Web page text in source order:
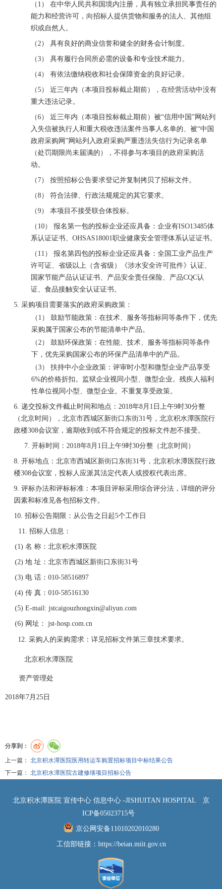
（1） 在中华人民共和国境内注册，具有独立承担民事责任的
能力和经营许可，向招标人提供货物和服务的法人、其他组
织或自然人。
（2） 具有良好的商业信誉和健全的财务会计制度。
（3） 具有履行合同所必需的设备和专业技术能力。
（4） 有依法缴纳税收和社会保障资金的良好记录。
（5） 近三年内（本项目投标截止期前），在经营活动中没有
重大违法记录。
（6） 近三年内（本项目投标截止期前）被“信用中国”网站列
入失信被执行人和重大税收违法案件当事人名单的、被“中国
政府采购网”网站列入政府采购严重违法失信行为记录名单
（处罚期限尚未届满的），不得参与本项目的政府采购活
动。
（7） 按照招标公告要求登记并复制拷贝 了招标文件。
（8） 符合法律、行政法规规定的其它要求。
（9） 本项目不接受联合体投标。
（10） 报名第一包的投标企业还应具备：企业有ISO13485体
系认证证书、OHSAS18001职业健康安全管理体系认证证书。
（11） 报名第四包的投标企业还应具备：全国工业产品生产
许可证、省级以上（含省级）《涉水安全许可批件》认证、
国家节能产品认证证书、产品安全责任保险、产品CQC认
证、食品接触安全认证证书。
5. 采购项目需要落实的政府采购政策：
（1） 鼓励节能政策：在技术、服务等指标同等条件下，优先
采购属于国家公布的节能清单中产品。
（2） 鼓励环保政策：在性能、技术、服务等指标同等条件
下，优先采购国家公布的环保产品清单中的产品。
（3） 扶持中小企业政策：评审时小型和微型企业产品享受
6%的价格折扣。监狱企业视同小型、微型企业。 残疾人福利
性单位视同小型、微型企业。不重复享受政策。
6. 递交投标文件截止时间和地点：2018年8月 1 日上午9时30分整
（北京时间）， 北京市西城区新街口东街31号，北京积水潭医院行
政楼308会议室 ，逾期收到或不符合规定的投标文件恕不接受。
7. 开标时间：2018年8月 1 日上午9时30分整（北京时间）
8. 开标地点： 北京市西城区新街口东街31号，北京积水潭医院行政
楼308会议室 ，投标人应派其法定代表人或授权代表出席。
9. 评标办法和评标标准：本项目评标采用综合评分法，详细的评分
因素和标准见各包招标文件。
10. 招标公告期限：从公告之日起5个工作日
11. 招标人信息：
(1) 名 称： 北京积水潭医院
(2) 地 址：北京市西城区新街口东街31号
(3) 电 话： 010-58516897
(4) 传 真：010-58516130
(5) E-mail: jstcaigouzhongxin@aliyun.com
(6) 网址： jst-hosp.com.cn
12. 采购人的采购需求：详见招标文件第三章技术要求。
北京积水潭医院
资产管理处
2018年7月 25 日
分享到：
上一篇： 北京积水潭医院医用转运车购置招标项目中标结果公告
下一篇： 北京积水潭医院古建修缮项目招标公告
北京积水潭医院 宣传中心 信息中心 -JISHUITAN HOSPITAL
京
ICP备05023715号
京公网安备11010202010280
工信部链接： https://beian.miit.gov.cn